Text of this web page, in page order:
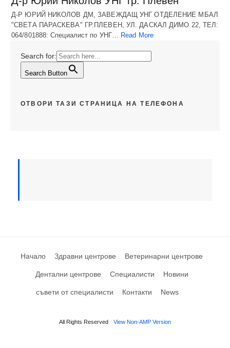
Д-Р ЮРИЙ НИКОЛОВ ДМ, ЗАВЕЖДАЩ УНГ ОТДЕЛЕНИЕ МБАЛ
"СВЕТА ПАРАСКЕВА" ГР.ПЛЕВЕН, УЛ. ДАСКАЛ ДИМО 22, ТЕЛ:
064/801888: Специалист по УНГ… Read More
Search for:
Search Button
ОТВОРИ ТАЗИ СТРАНИЦА НА ТЕЛЕФОНА
Начало Здравни центрове Ветеринарни центрове
Дентални центрове Специалисти Новини
съвети от специалисти Контакти News
All Rights Reserved View Non-AMP Version